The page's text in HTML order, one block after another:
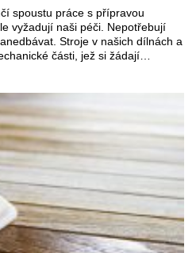
spoustu práce s přípravou
vyžadují naši péči. Nepotřebují
Stroje v našich dílnách a
části, jež si žádají…